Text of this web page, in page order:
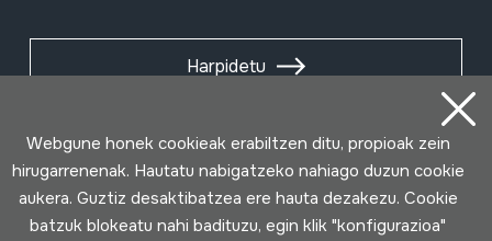
Harpidetu
Webgune honek cookieak erabiltzen ditu, propioak zein
hirugarrenenak. Hautatu nabigatzeko nahiago duzun cookie
aukera. Guztiz desaktibatzea ere hauta dezakezu. Cookie
batzuk blokeatu nahi badituzu, egin klik "konfigurazioa"